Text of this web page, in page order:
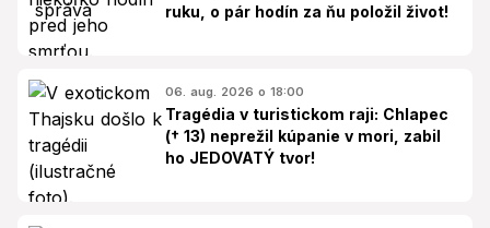
ruku, o pár hodín za ňu položil život!
06. aug. 2026 o 18:00
Tragédia v turistickom raji: Chlapec
(† 13) neprežil kúpanie v mori, zabil
ho JEDOVATÝ tvor!